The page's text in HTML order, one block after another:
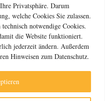
Privatsphäre. Darum
welche Cookies Sie zulassen.
notwendige Cookies.
die Website funktioniert.
jederzeit ändern. Außerdem
Hinweisen zum Datenschutz.